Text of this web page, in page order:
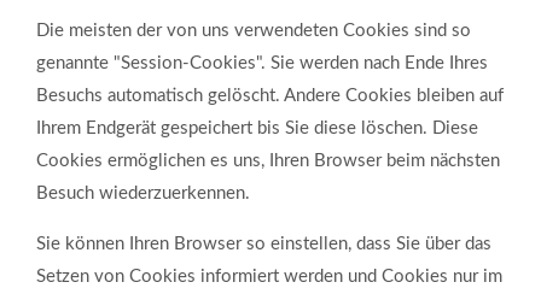
Die meisten der von uns verwendeten Cookies sind so
genannte "Session-Cookies". Sie werden nach Ende Ihres
Besuchs automatisch gelöscht. Andere Cookies bleiben auf
Ihrem Endgerät gespeichert bis Sie diese löschen. Diese
Cookies ermöglichen es uns, Ihren Browser beim nächsten
Besuch wiederzuerkennen.
Sie können Ihren Browser so einstellen, dass Sie über das
Setzen von Cookies informiert werden und Cookies nur im